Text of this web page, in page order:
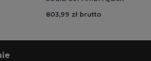
803,99 zł brutto